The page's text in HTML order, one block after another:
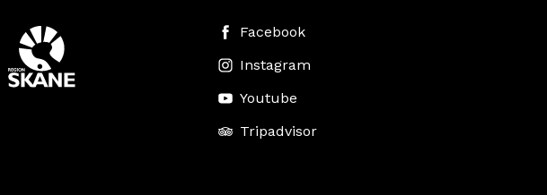
Facebook
Instagram
Youtube
Tripadvisor